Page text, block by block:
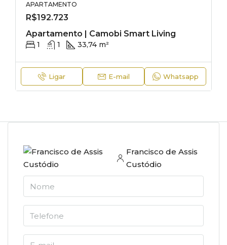
APARTAMENTO
R$192.723
Apartamento | Camobi Smart Living
1 1 33,74 m²
Ligar E-mail Whatsapp
Francisco de Assis
Custódio